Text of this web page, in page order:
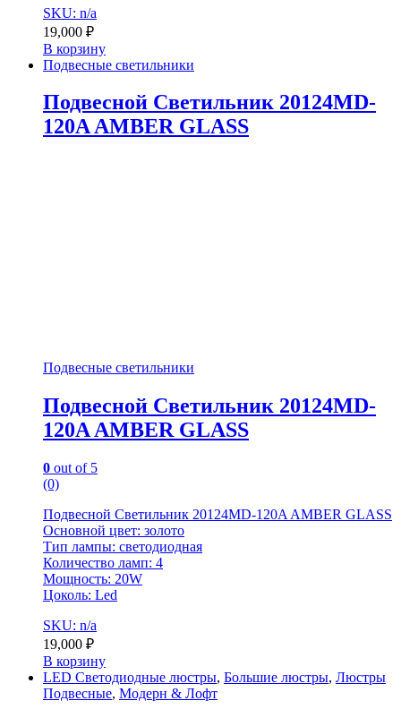
SKU: n/a
19,000 ₽
В корзину
Подвесные светильники
Подвесной Светильник 20124MD-
120A AMBER GLASS
Подвесные светильники
Подвесной Светильник 20124MD-
120A AMBER GLASS
0 out of 5
(0)
Подвесной Светильник 20124MD-120A AMBER GLASS
Основной цвет: золото
Тип лампы: светодиодная
Количество ламп: 4
Мощность: 20W
Цоколь: Led
SKU: n/a
19,000 ₽
В корзину
LED Светодиодные люстры, Большие люстры, Люстры
Подвесные, Модерн & Лофт